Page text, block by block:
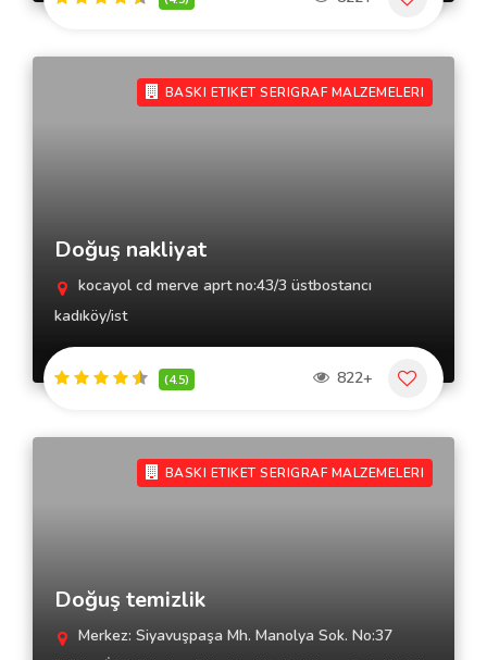
BASKI ETIKET SERIGRAF MALZEMELERI
Doğuş nakliyat
kocayol cd merve aprt no:43/3 üstbostancı
kadıköy/ist
(4.5) 822+
BASKI ETIKET SERIGRAF MALZEMELERI
Doğuş temizlik
Merkez: Siyavuşpaşa Mh. Manolya Sok. No:37